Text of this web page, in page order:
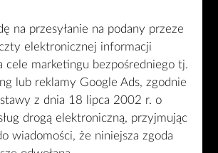
na przesyłanie na podany przeze
elektronicznej informacji
cele marketingu bezpośredniego tj.
lub reklamy Google Ads, zgodnie
z dnia 18 lipca 2002 r. o
drogą elektroniczną, przyjmując
wiadomości, że niniejsza zgoda